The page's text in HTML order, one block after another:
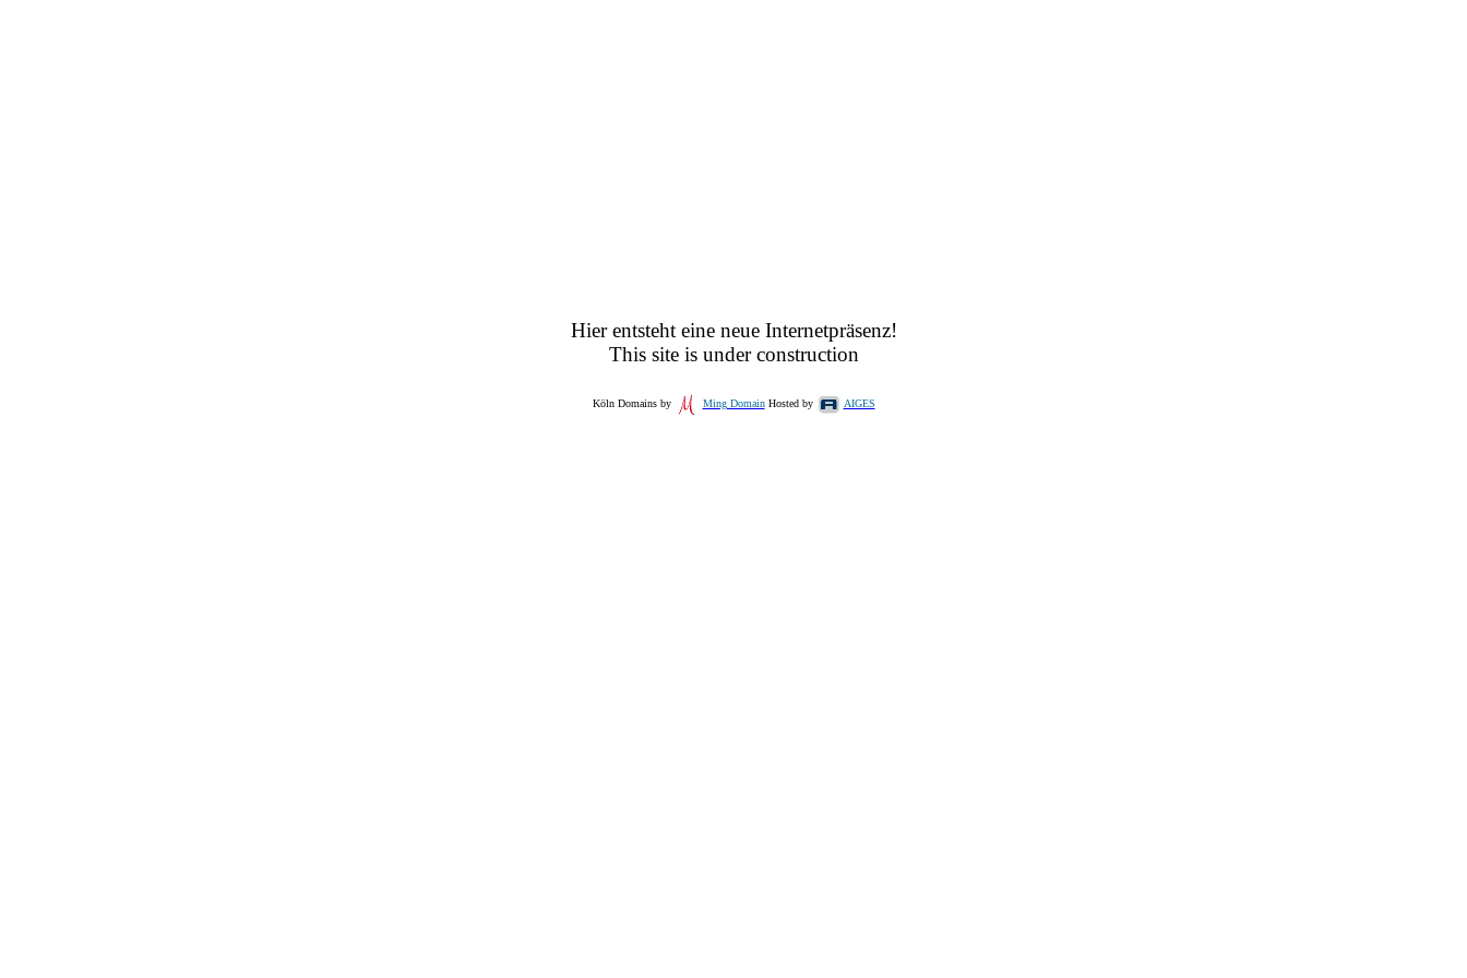
Hier entsteht eine neue Internetpräsenz!
This site is under construction
Köln Domains by Ming DomainHosted by AIGES